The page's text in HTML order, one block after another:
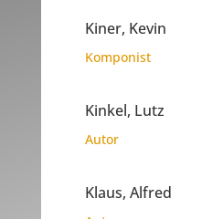
Kiner, Kevin
Komponist
Kinkel, Lutz
Autor
Klaus, Alfred